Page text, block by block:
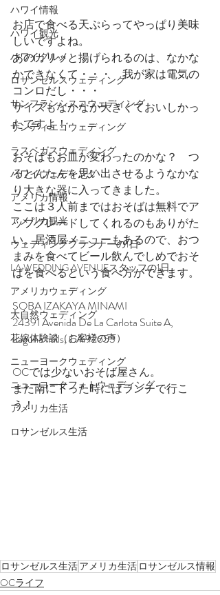
ハワイ情報
ハワイ観光
ハワイグルメ
ロサンゼルスウェディング
サンフランシスコウェディング
サンディエゴウェディング
ラスベガスウェディング
ハワイウェディング
アメリカ情報
アメリカ観光
ウェディングプランナーの1日
LA WEDDING AVENUEスタッフの1日
アメリカウェディング
大自然ウェディング
花嫁体験談（お客様の声）
ニューヨークウェディング
ニューヨークフォトウェディング
アメリカ生活
ロサンゼルス生活
お店で食べる天ぷらってやっぱり美味
しいですよね。
あのカリッと揚げられるのは、なかな
かできなくて・・・　我が家は電気の
コンロだし・・・
サイズもなかなか大きくておいしかっ
たですよ！
おそばもお皿が変わったのかな？　つ
るとんたんを思い出させるようなかな
り大きな器に入ってきました。
ここは３人前まではおそばは無料でア
ップグレードしてくれるのもありがた
い。居酒屋メニューもあるので、おつ
まみを食べてビール飲んでしめでおそ
ばを食べるという食べ方ができます。
SOBA IZAKAYA MINAMI
24391 Avenida De La Carlota Suite A,
Laguna Hills, CA 92653
OCでは少ないおそば屋さん。
また南に下った時にはランチで行こ
う！
ロサンゼルス生活アメリカ生活 ロサンゼルス情報
OCライフ